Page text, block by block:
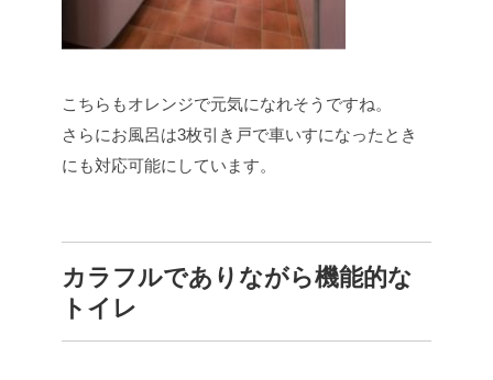
こちらもオレンジで元気になれそうですね。
さらにお風呂は3枚引き戸で車いすになったとき
にも対応可能にしています。
カラフルでありながら機能的な
トイレ